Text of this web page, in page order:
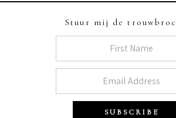
Stuur mij de
SUBSCRIBE